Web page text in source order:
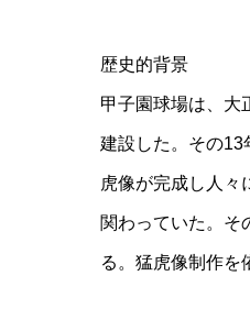
歴史的背景
甲子園球場は、大
建設した。その13
虎像が完成し人々
関わっていた。そ
る。猛虎像制作を